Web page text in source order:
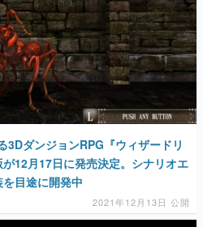
面白い？
氏がゲームの魅力を画面や操作の
き明かしていく、硬派で骨太な評論連載
た日本語
」「ラスボス」… ゲームにまつわる言葉
遷を、コンピューター文化史研究家・タ
査。
3DダンジョンRPG『ウィザードリ
12月17日に発売決定。シナリオエ
目途に開発中
2021年12月13日 公開